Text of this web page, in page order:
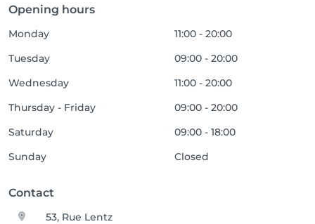
Opening hours
Monday
11:00 - 20:00
Tuesday
09:00 - 20:00
Wednesday
11:00 - 20:00
Thursday - Friday
09:00 - 20:00
Saturday
09:00 - 18:00
Sunday
Closed
Contact
53, Rue Lentz